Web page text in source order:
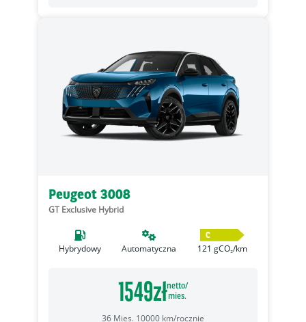
Peugeot 3008
GT Exclusive Hybrid
Hybrydowy Automatyczna
C
121 gCO₂/km
1549złnetto/
mies.
36 Mies. 10000 km/rocznie